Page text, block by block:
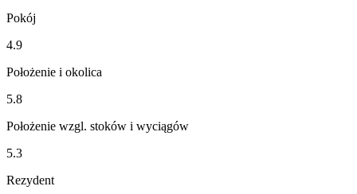
Pokój
4.9
Położenie i okolica
5.8
Położenie wzgl. stoków i wyciągów
5.3
Rezydent